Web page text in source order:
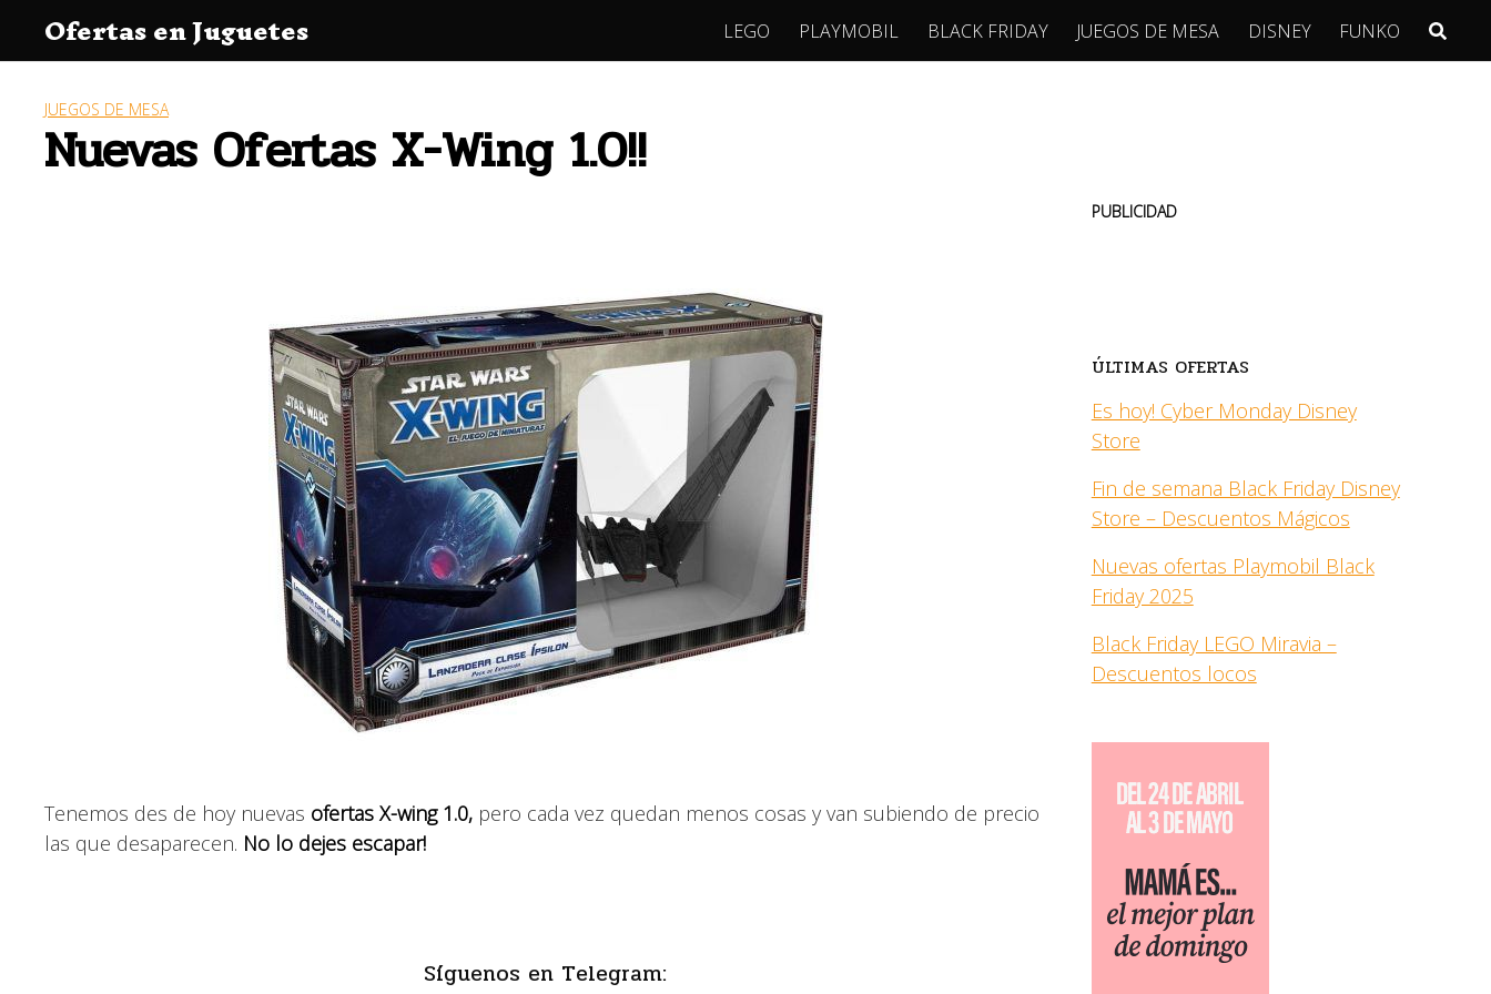
contenido
Ofertas en Juguetes LEGO PLAYMOBIL BLACK FRIDAY JUEGOS DE MESA DISNEY FUNKO
JUEGOS DE MESA
Nuevas Ofertas X-Wing 1.0!!
Tenemos des de hoy nuevas ofertas X-wing 1.0, pero cada vez quedan menos cosas y van subiendo de precio
las que desaparecen. No lo dejes escapar!
Síguenos en Telegram:
PUBLICIDAD
ÚLTIMAS OFERTAS
Es hoy! Cyber Monday Disney
Store
Fin de semana Black Friday Disney
Store – Descuentos Mágicos
Nuevas ofertas Playmobil Black
Friday 2025
Black Friday LEGO Miravia –
Descuentos locos